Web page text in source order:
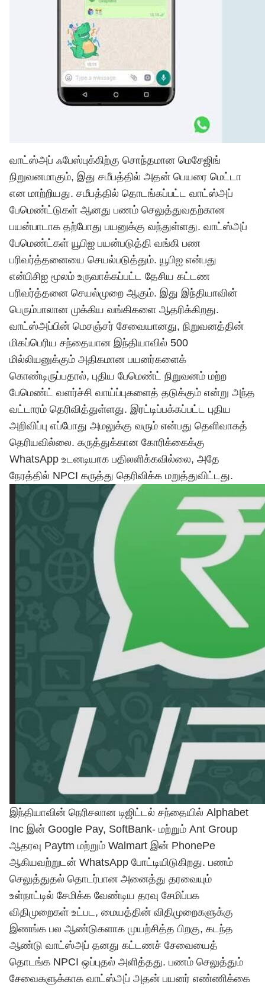
வாட்ஸ்அப் ஃபேஸ்புக்கிற்கு சொந்தமான மெசேஜிங்
நிறுவனமாகும், இது சமீபத்தில் அதன் பெயரை மெட்டா
என மாற்றியது. சமீபத்தில் தொடங்கப்பட்ட வாட்ஸ்அப்
பேமெண்ட்டுகள் ஆனது பணம் செலுத்துவதற்கான
பயன்பாடாக தற்போது பயனுக்கு வந்துள்ளது. வாட்ஸ்அப்
பேமெண்ட்கள் யூபிஐ பயன்படுத்தி வங்கி பண
பரிவர்த்தனையை செயல்படுத்தும். யூபிஐ என்பது
என்பிசிஐ மூலம் உருவாக்கப்பட்ட தேசிய கட்டண
பரிவர்த்தனை செயல்முறை ஆகும். இது இந்தியாவின்
பெரும்பாலான முக்கிய வங்கிகளை ஆதரிக்கிறது.
வாட்ஸ்அப்பின் மெசஞ்சர் சேவையானது, நிறுவனத்தின்
மிகப்பெரிய சந்தையான இந்தியாவில் 500
மில்லியனுக்கும் அதிகமான பயனர்களைக்
கொண்டிருப்பதால், புதிய பேமெண்ட் நிறுவனம் மற்ற
பேமெண்ட் வளர்ச்சி வாய்ப்புகளைத் தடுக்கும் என்று அந்த
வட்டாரம் தெரிவித்துள்ளது. இரட்டிப்பக்கப்பட்ட புதிய
அறிவிப்பு எப்போது அமலுக்கு வரும் என்பது தெளிவாகத்
தெரியவில்லை. கருத்துக்கான கோரிக்கைக்கு
WhatsApp உடனடியாக பதிலளிக்கவில்லை, அதே
நேரத்தில் NPCI கருத்து தெரிவிக்க மறுத்துவிட்டது.
இந்தியாவின் நெரிசலான டிஜிட்டல் சந்தையில் Alphabet
Inc இன் Google Pay, SoftBank- மற்றும் Ant Group
ஆதரவு Paytm மற்றும் Walmart இன் PhonePe
ஆகியவற்றுடன் WhatsApp போட்டியிடுகிறது. பணம்
செலுத்துதல் தொடர்பான அனைத்து தரவையும்
உள்நாட்டில் சேமிக்க வேண்டிய தரவு சேமிப்பக
விதிமுறைகள் உட்பட, மையத்தின் விதிமுறைகளுக்கு
இணங்க பல ஆண்டுகளாக முயற்சித்த பிறகு, கடந்த
ஆண்டு வாட்ஸ்அப் தனது கட்டணச் சேவையைத்
தொடங்க NPCI ஒப்புதல் அளித்தது. பணம் செலுத்தும்
சேவைகளுக்காக வாட்ஸ்அப் அதன் பயனர் எண்ணிக்கை